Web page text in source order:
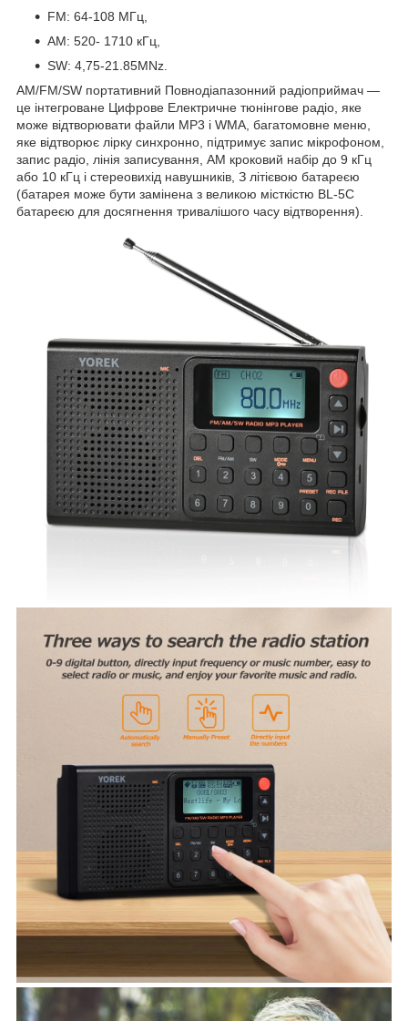
FM: 64-108 МГц,
AM: 520- 1710 кГц,
SW: 4,75-21.85MNz.
AM/FM/SW портативний Повнодіапазонний радіоприймач —
це інтегроване Цифрове Електричне тюнінгове радіо, яке
може відтворювати файли MP3 і WMA, багатомовне меню,
яке відтворює лірку синхронно, підтримує запис мікрофоном,
запис радіо, лінія записування, AM кроковий набір до 9 кГц
або 10 кГц і стереовихід навушників, З літієвою батареєю
(батарея може бути замінена з великою місткістю BL-5C
батареєю для досягнення тривалішого часу відтворення).